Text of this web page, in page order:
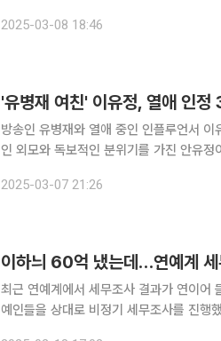
돼서 몇 번을 돌려봤다”라며 “저는 그게 저
2025-03-08 18:46
'유병재 여친' 이유정, 열애 인
방송인 유병재와 열애 중인 인플루언서 이유정이 본격 활
인 외모와 독보적인 분위기를 가진 안유정
2025-03-07 21:26
최근 연예계에서 세무조사 결과가 연이어 들려오고 있습니다. 내용
예인들을 상대로 비정기 세무조사를 진행